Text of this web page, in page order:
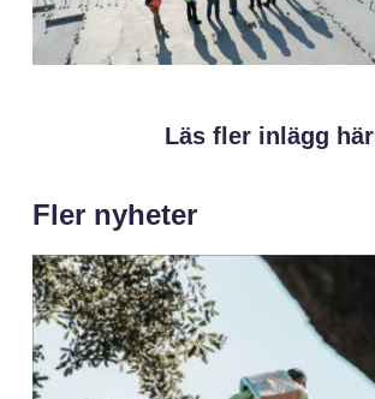
Läs fler inlägg här
Fler nyheter